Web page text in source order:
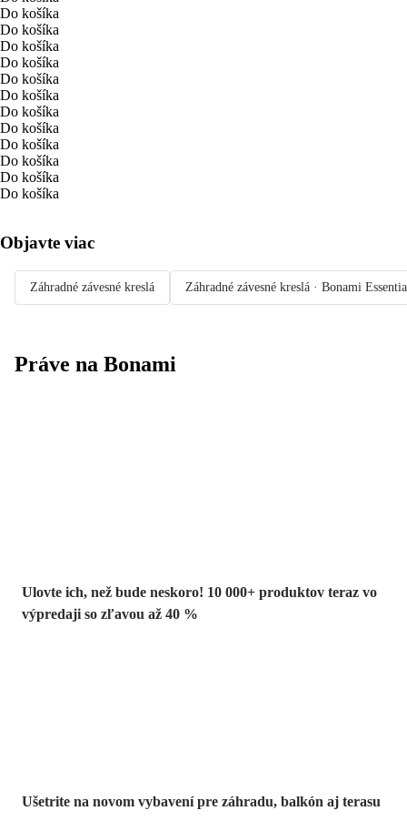
Do košíka
Do košíka
Do košíka
Do košíka
Do košíka
Do košíka
Do košíka
Do košíka
Do košíka
Do košíka
Do košíka
Do košíka
Objavte viac
Záhradné závesné kreslá Záhradné závesné kreslá · Bonami
Práve na Bonami
Ulovte ich, než bude neskoro! 10 000+ produktov teraz vo
výpredaji so zľavou až 40 %
Ušetrite na novom vybavení pre záhradu, balkón aj terasu